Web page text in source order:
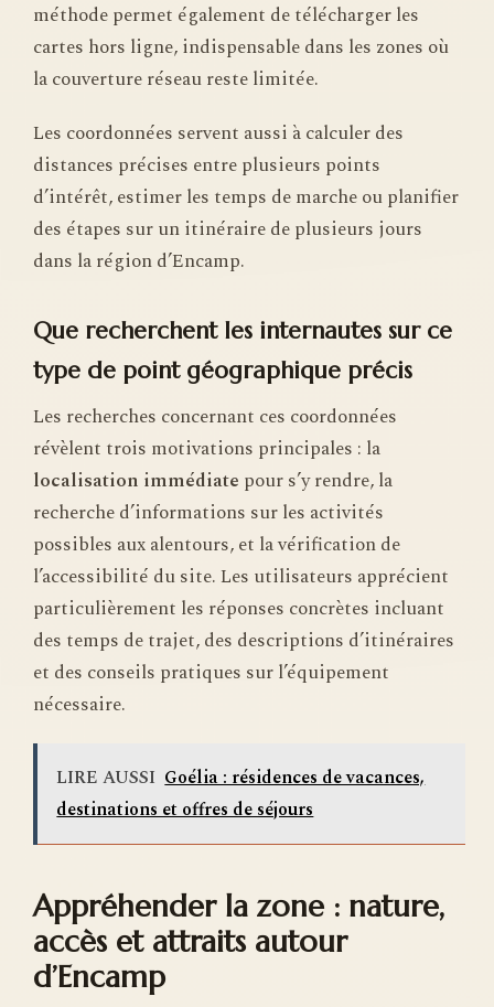
méthode permet également de télécharger les
cartes hors ligne, indispensable dans les zones où
la couverture réseau reste limitée.
Les coordonnées servent aussi à calculer des
distances précises entre plusieurs points
d’intérêt, estimer les temps de marche ou planifier
des étapes sur un itinéraire de plusieurs jours
dans la région d’Encamp.
Que recherchent les internautes sur ce
type de point géographique précis
Les recherches concernant ces coordonnées
révèlent trois motivations principales : la
localisation immédiate pour s’y rendre, la
recherche d’informations sur les activités
possibles aux alentours, et la vérification de
l’accessibilité du site. Les utilisateurs apprécient
particulièrement les réponses concrètes incluant
des temps de trajet, des descriptions d’itinéraires
et des conseils pratiques sur l’équipement
nécessaire.
LIRE AUSSI Goélia : résidences de vacances,
destinations et offres de séjours
Appréhender la zone : nature,
accès et attraits autour
d’Encamp